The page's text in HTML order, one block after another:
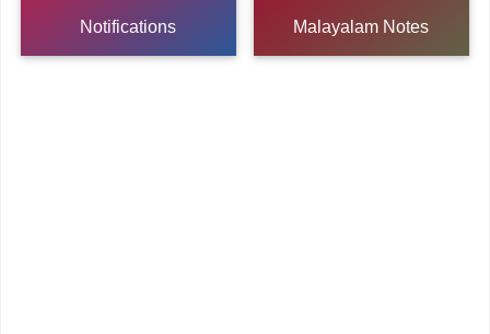
Notifications Malayalam Notes